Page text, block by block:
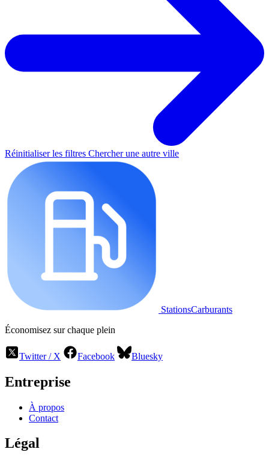
Réinitialiser les filtres Chercher une autre ville
StationsCarburants
Économisez sur chaque plein
Twitter / X Facebook Bluesky
Entreprise
À propos
Contact
Légal